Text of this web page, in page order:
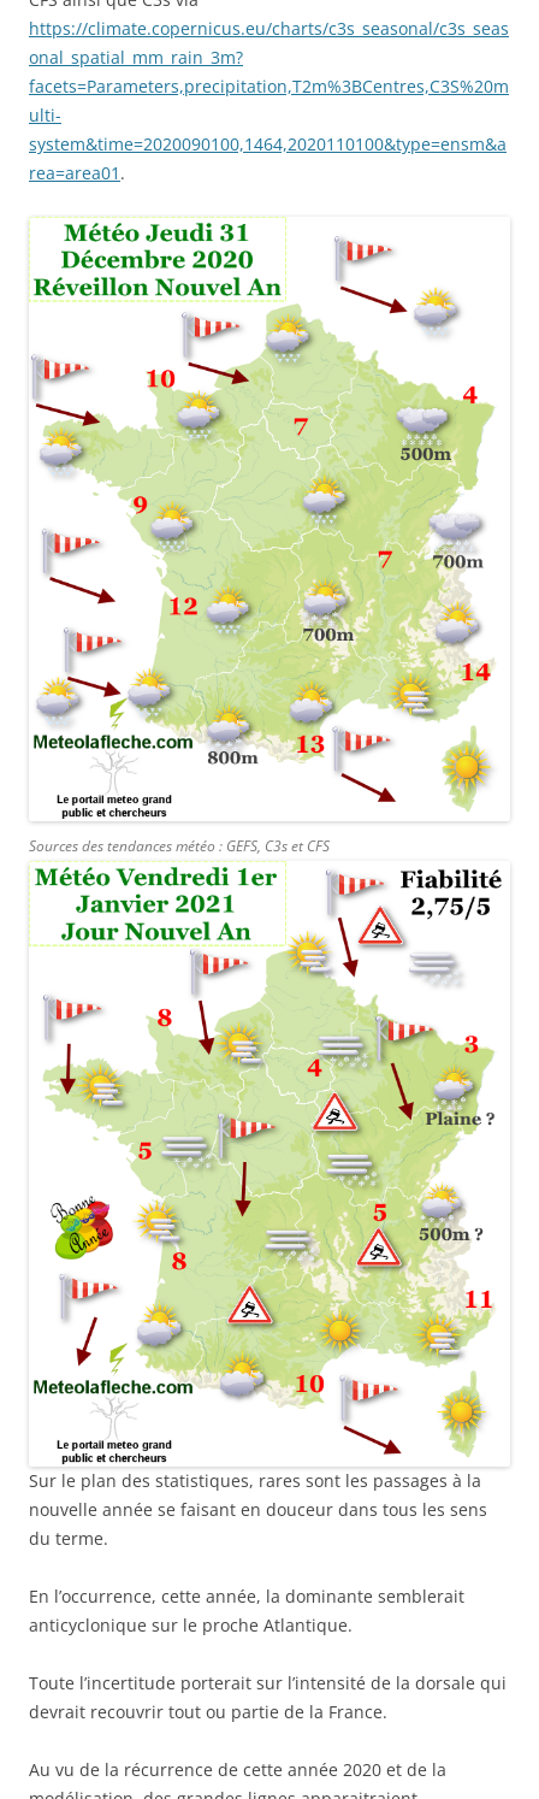
https://climate.copernicus.eu/charts/c3s_seasonal/c3s_seas
onal_spatial_mm_rain_3m?
facets=Parameters,precipitation,T2m%3BCentres,C3S%20m
ulti-
system&time=2020090100,1464,2020110100&type=ensm&a
rea=area01 .
Sources des tendances météo : GEFS, C3s et CFS
Sur le plan des statistiques, rares sont les passages à la
nouvelle année se faisant en douceur dans tous les sens
du terme.
En l’occurrence, cette année, la dominante semblerait
anticyclonique sur le proche Atlantique.
Toute l’incertitude porterait sur l’intensité de la dorsale qui
devrait recouvrir tout ou partie de la France.
Au vu de la récurrence de cette année 2020 et de la